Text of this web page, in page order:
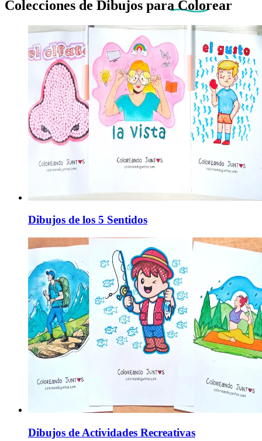
Colecciones de Dibujos para Colorear
Dibujos de los 5 Sentidos
Dibujos de Actividades Recreativas